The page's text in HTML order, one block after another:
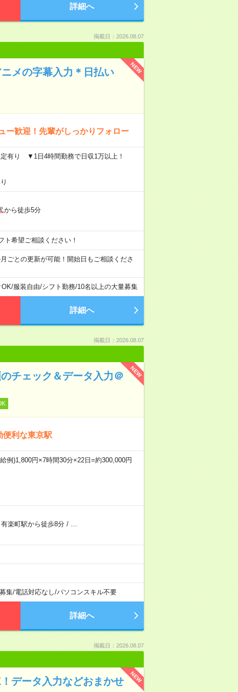
詳細へ
掲載日：2026.08.07
NEW
メの字幕入力＊日払い
ー歓迎！先輩がしっかりフォロー
有り ▼1日4時間勤務で日収1万以上！
から徒歩5分
希望ご相談ください！
ごとの更新が可能！開始日もご相談くださ
/服装自由/シフト勤務/10名以上の大量募集
詳細へ
掲載日：2026.08.07
NEW
チェック＆データ入力＠
便利な東京駅
)1,800円×7時間30分×22日=約300,000円
有楽町駅から徒歩8分/
集/電話対応なし/パソコンスキル不要
詳細へ
掲載日：2026.08.07
NEW
データ入力などおまかせ